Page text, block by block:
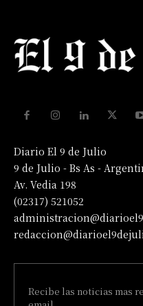
Diario El 9 de Julio
9 de Julio - Bs As -
Av. Vedia 198
(02317) 521052
Recibe las noticias mas